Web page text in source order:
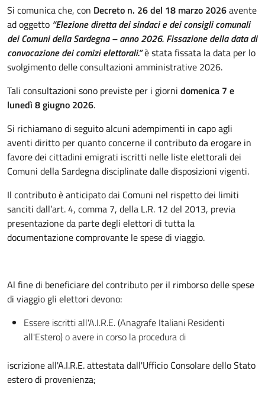
Si comunica che, con Decreto n. 26 del 18 marzo 2026avente
ad oggetto “Elezione diretta dei sindaci e dei consigli comunali
dei Comuni della Sardegna – anno 2026. Fissazione della data di
convocazione dei comizi elettorali.”è stata fissata la data per lo
svolgimento delle consultazioni amministrative 2026.
Tali consultazioni sono previste per i giorni domenica 7 e
lunedì 8 giugno 2026.
Si richiamano di seguito alcuni adempimenti in capo agli
aventi diritto per quanto concerne il contributo da erogare in
favore dei cittadini emigrati iscritti nelle liste elettorali dei
Comuni della Sardegna disciplinate dalle disposizioni vigenti.
Il contributo è anticipato dai Comuni nel rispetto dei limiti
sanciti dall’art. 4, comma 7, della L.R. 12 del 2013, previa
presentazione da parte degli elettori di tutta la
documentazione comprovante le spese di viaggio.
Al fine di beneficiare del contributo per il rimborso delle spese
di viaggio gli elettori devono:
Essere iscritti all'A.I.R.E. (Anagrafe Italiani Residenti
all'Estero) o avere in corso la procedura di
iscrizione all'A.I.R.E. attestata dall'Ufficio Consolare dello Stato
estero di provenienza;